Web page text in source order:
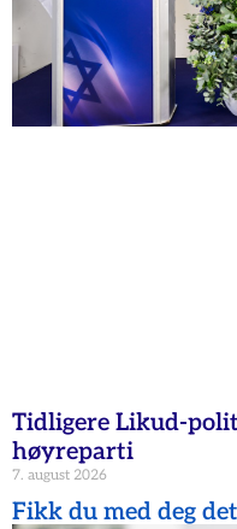
Tidligere Likud-
høyreparti
7. august 2026
Fikk du med deg